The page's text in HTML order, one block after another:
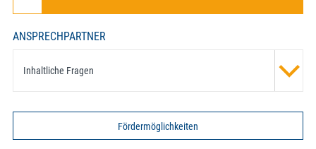
ANSPRECHPARTNER
Inhaltliche Fragen
Fördermöglichkeiten